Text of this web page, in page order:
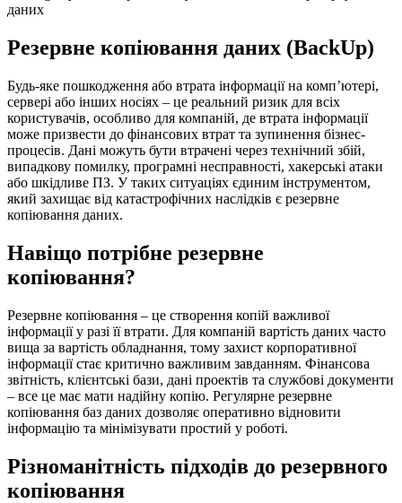
Резервне копіювання даних (BackUp)
Будь-яке пошкодження або втрата інформації на комп’ютері,
сервері або інших носіях – це реальний ризик для всіх
користувачів, особливо для компаній, де втрата інформації
може призвести до фінансових втрат та зупинення бізнес-
процесів. Дані можуть бути втрачені через технічний збій,
випадкову помилку, програмні несправності, хакерські атаки
або шкідливе ПЗ. У таких ситуаціях єдиним інструментом,
який захищає від катастрофічних наслідків є резервне
копіювання даних.
Навіщо потрібне резервне
копіювання?
Резервне копіювання – це створення копій важливої
інформації у разі її втрати. Для компаній вартість даних часто
вища за вартість обладнання, тому захист корпоративної
інформації стає критично важливим завданням. Фінансова
звітність, клієнтські бази, дані проектів та службові документи
– все це має мати надійну копію. Регулярне резервне
копіювання баз даних дозволяє оперативно відновити
інформацію та мінімізувати простий у роботі.
Різноманітність підходів до резервного
копіювання